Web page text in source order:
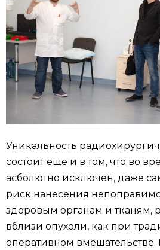
Уникальность
состоит еще и в том, что во
асболютно исключен, даже
риск нанесения
здоровым органам и тканям,
вблизи опухоли, как при
оперативном вмешательстве.